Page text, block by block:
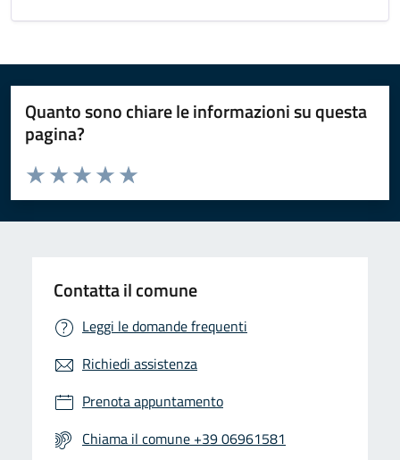
Quanto sono chiare le informazioni su questa
pagina?
Valuta da 1 a 5 stelle la pagina
Valuta 5 stelle su 5
Valuta 4 stelle su 5
Valuta 3 stelle su 5
Valuta 2 stelle su 5
Valuta 1 stelle su 5
Contatta il comune
Leggi le domande frequenti
Richiedi assistenza
Prenota appuntamento
Chiama il comune +39 06961581